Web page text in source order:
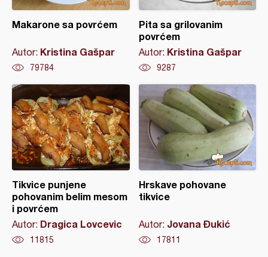
Makarone sa povrćem
Autor: Kristina Gašpar
79784
Pita sa grilovanim
povrćem
Autor: Kristina Gašpar
9287
Tikvice punjene
pohovanim belim mesom
i povrćem
Autor: Dragica Lovcevic
11815
Hrskave pohovane
tikvice
Autor: Jovana Đukić
17811